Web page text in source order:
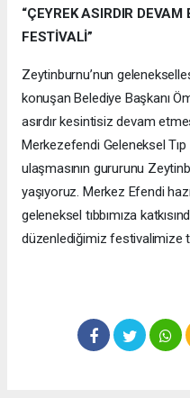
“ÇEYREK ASIRDIR DEVAM
FESTİVALİ”
Zeytinburnu’nun
konuşan Belediye Başkanı
asırdır kesintisiz devam
Merkezefendi Geleneksel Tıp
ulaşmasının gururunu
yaşıyoruz. Merkez Efendi
geleneksel tıbbımıza
düzenlediğimiz festivalimize